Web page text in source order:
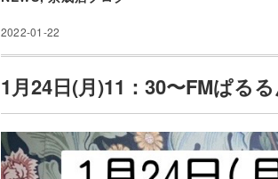
2022-01-22
1月24日(月)11：30〜FMぱる